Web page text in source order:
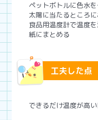
ペットボトルに色水
太陽に当たるところ
食品用温度計で温度
紙にまとめる
工夫した点
できるだけ温度が高